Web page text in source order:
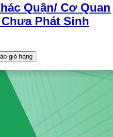
Quận/ Cơ Quan
Phát Sinh
giỏ hàng